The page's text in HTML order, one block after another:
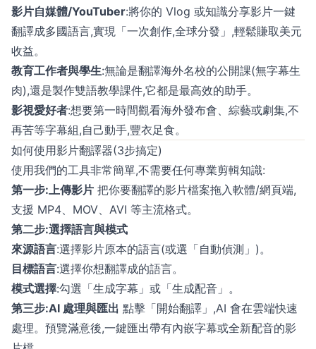
影片自媒體/YouTuber:將你的 Vlog 或知識分享影片一鍵
翻譯成多國語言,實現「一次創作,全球分發」,輕鬆賺取美元
收益。
教育工作者與學生:無論是翻譯海外名校的公開課(無字幕生
肉),還是製作雙語教學課件,它都是最高效的助手。
影視愛好者:想要第一時間觀看海外發布會、綜藝或劇集,不
再苦等字幕組,自己動手,豐衣足食。
如何使用影片翻譯器(3步搞定)
使用我們的工具非常簡單,不需要任何專業剪輯知識:
第一步:上傳影片 把你要翻譯的影片檔案拖入軟體/網頁端,
支援 MP4、MOV、AVI 等主流格式。
第二步:選擇語言與模式
來源語言:選擇影片原本的語言(或選「自動偵測」)。
目標語言:選擇你想翻譯成的語言。
模式選擇:勾選「生成字幕」或「生成配音」。
第三步:AI 處理與匯出 點擊「開始翻譯」,AI 會在雲端快速
處理。預覽滿意後,一鍵匯出帶有內嵌字幕或全新配音的影